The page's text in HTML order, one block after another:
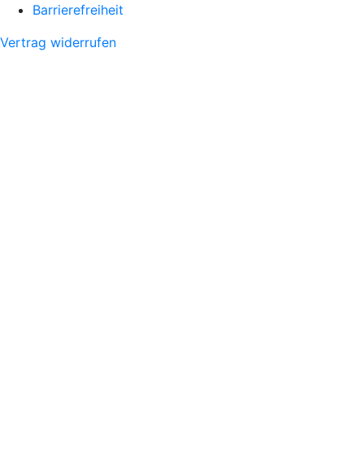
Barrierefreiheit
Vertrag widerrufen